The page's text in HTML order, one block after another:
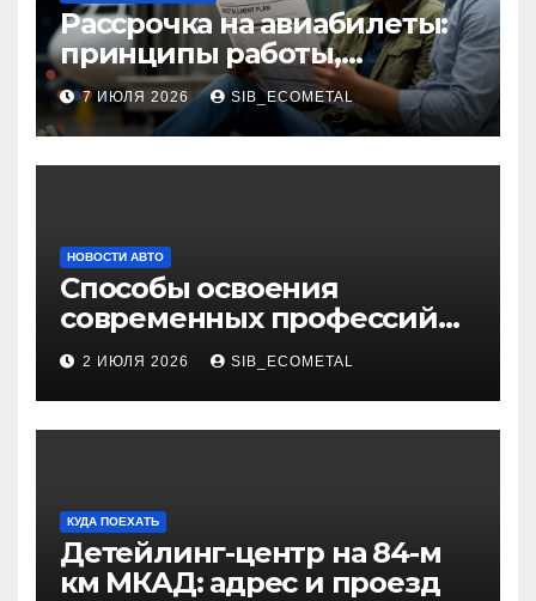
Рассрочка на авиабилеты:
принципы работы,
требования и
потенциальные риски
7 ИЮЛЯ 2026 SIB_ECOMETAL
НОВОСТИ АВТО
Способы освоения
современных профессий
через онлайн-курсы
2 ИЮЛЯ 2026 SIB_ECOMETAL
КУДА ПОЕХАТЬ
Детейлинг-центр на 84-м
км МКАД: адрес и проезд